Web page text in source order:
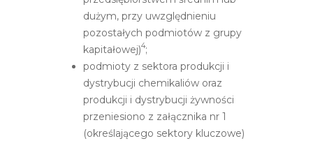
dużym, przy uwzględnieniu
pozostałych podmiotów z grupy
kapitałowej)4;
podmioty z sektora produkcji i
dystrybucji chemikaliów oraz
produkcji i dystrybucji żywności
przeniesiono z załącznika nr 1
(określającego sektory kluczowe)